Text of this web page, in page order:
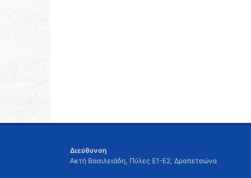
Διεύθυνση
Ακτή Βασιλειάδη, Πύλες Ε1-Ε2, Δραπετσώνα